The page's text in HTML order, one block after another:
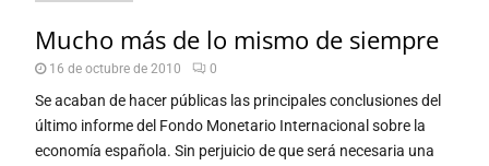
Mucho más de lo mismo de siempre
16 de octubre de 2010 0
Se acaban de hacer públicas las principales conclusiones del
último informe del Fondo Monetario Internacional sobre la
economía española. Sin perjuicio de que será necesaria una